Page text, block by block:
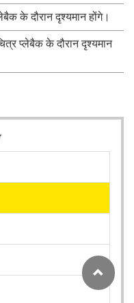
के दौरान दृश्यमान होंगे।
प्लेबैक के दौरान दृश्यमान